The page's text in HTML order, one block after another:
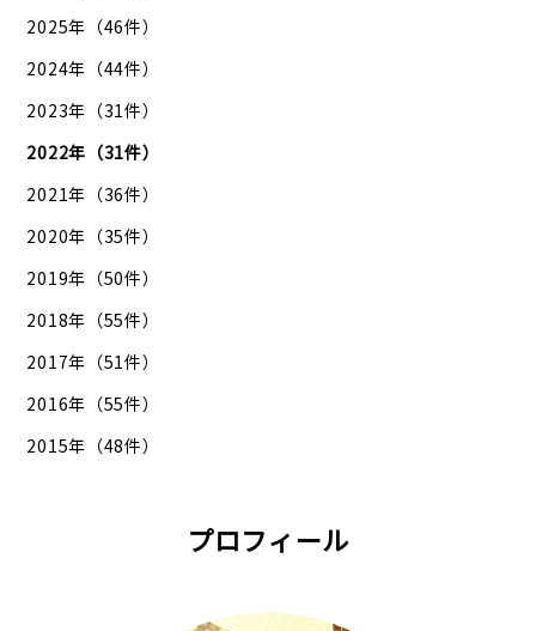
2025年（46件）
2024年（44件）
2023年（31件）
2022年（31件）
2021年（36件）
2020年（35件）
2019年（50件）
2018年（55件）
2017年（51件）
2016年（55件）
2015年（48件）
プロフィール